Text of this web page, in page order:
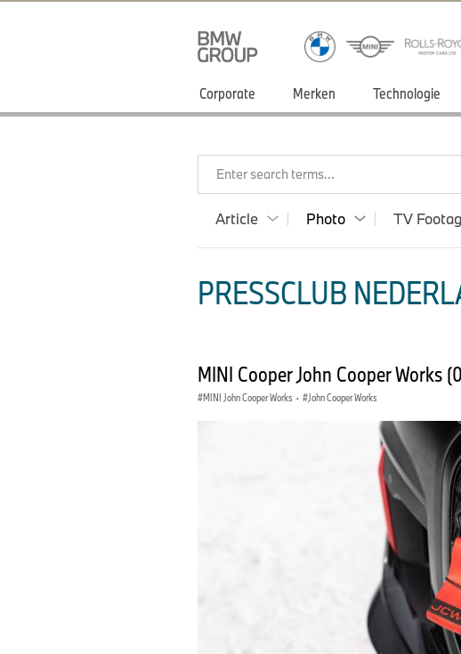
Corporate Merken Technologie
Enter search terms...
Article Photo TV
PRESSCLUB
MINI Cooper John Cooper Works
MINI John Cooper Works · John Cooper Works